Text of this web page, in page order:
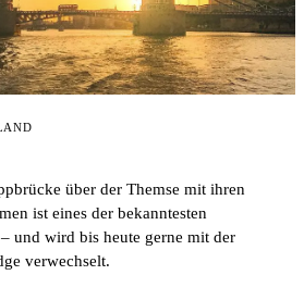
über der Themse mit ihren
ist eines der bekanntesten
und wird bis heute gerne mit der
verwechselt.